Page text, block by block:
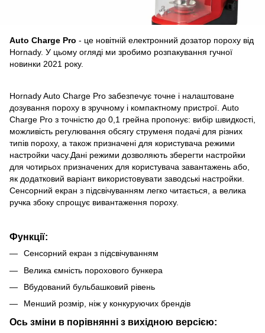
Auto Charge Pro - це новітній електронний дозатор пороху від
Hornady. У цьому огляді ми зробимо розпакування гучної
новинки 2021 року.
Hornady Auto Charge Pro забезпечує точне і налаштоване
дозування пороху в зручному і компактному пристрої. Auto
Charge Pro з точністю до 0,1 грейна пропонує: вибір швидкості,
можливість регулювання обсягу струменя подачі для різних
типів пороху, а також призначені для користувача режими
настройки часу.Дані режими дозволяють зберегти настройки
для чотирьох призначених для користувача завантажень або,
як додатковий варіант використовувати заводські настройки.
Сенсорний екран з підсвічуванням легко читається, а велика
ручка збоку спрощує вивантаження пороху.
Функції:
Сенсорний екран з підсвічуванням
Велика ємність порохового бункера
Вбудований бульбашковий рівень
Менший розмір, ніж у конкуруючих брендів
Ось зміни в порівнянні з вихідною версією: